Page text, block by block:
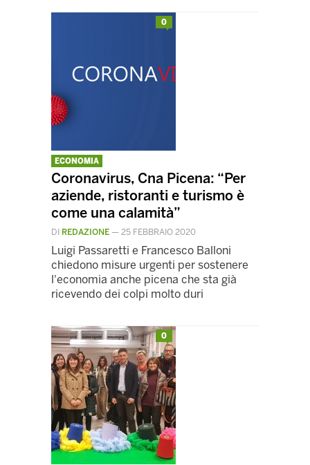
0
ECONOMIA
Coronavirus, Cna Picena: “Per
aziende, ristoranti e turismo è
come una calamità”
DI REDAZIONE — 25 FEBBRAIO 2020
Luigi Passaretti e Francesco Balloni
chiedono misure urgenti per sostenere
l'economia anche picena che sta già
ricevendo dei colpi molto duri
0